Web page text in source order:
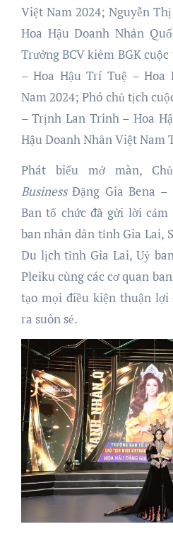
Việt Nam 2024; Nguyễn
Hoa Hậu Doanh Nhân
Trưởng BCV kiêm BGK
– Hoa Hậu Trí Tuệ – Hoa
Nam 2024; Phó chủ tịch
– Trịnh Lan Trinh – Hoa
Hậu Doanh Nhân Việt Nam
Phát biểu mở màn,
BusinessĐặng Gia Bena –
Ban tổ chức đã gửi lời
ban nhân dân tỉnh Gia Lai,
Du lịch tỉnh Gia Lai, Uỷ
Pleiku cùng các cơ quan
tạo mọi điều kiện thuận lợi
ra suôn sẻ.